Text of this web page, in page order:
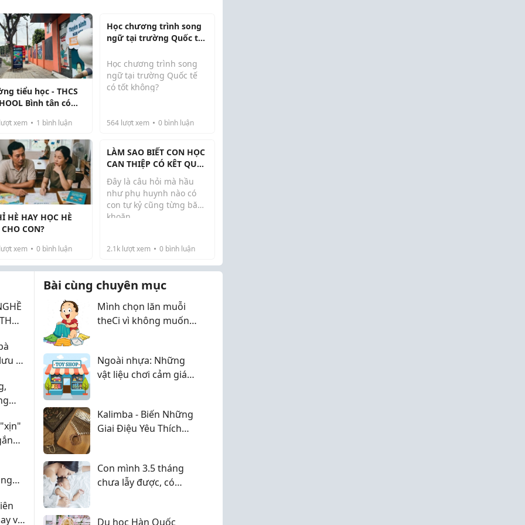
tiểu học - THCS
Bình tân có
lượt xem 1 bình luận
Học chương trình song
ngữ tại trường Quốc tế
Học chương trình song
ngữ tại trường Quốc tế
có tốt không?
và chương trình đơn ngữ
là chương trình học phổ
huynh tìm hiểu và lựa
chọn cho con học chương
trình...
564lượt xem 0bình luận
HÈ HAY HỌC HÈ
CHO CON?
lượt xem 0 bình luận
LÀM SAO BIẾT CON HỌC
CAN THIỆP CÓ KÊT QUẢ
HAY KHÔNG?
Đây là câu hỏi mà hầu
như phụ huynh nào có
con tự kỷ cũng từng băn
khoăn.
vẫn cảm thấy "hình như
nhiêu". Ngược lại, có
người lại lo lắng ...
2.1klượt xem 0bình luận
ý
vì
Bài cùng chuyên mục
Mình chọn lăn muỗi
theCi vì không muốn
Ngoài nhựa: Những
vật liệu chơi cảm giác
Kalimba - Biến Những
Giai Điệu Yêu Thích
Con mình 3.5 tháng
chưa lẫy được, có
Du học Hàn Quốc